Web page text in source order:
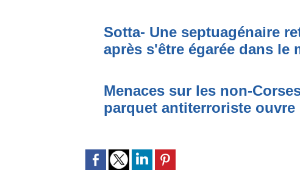
Sotta- Une septuagénaire
après s'être égarée dans le
Menaces sur les non-
parquet antiterroriste ouvre